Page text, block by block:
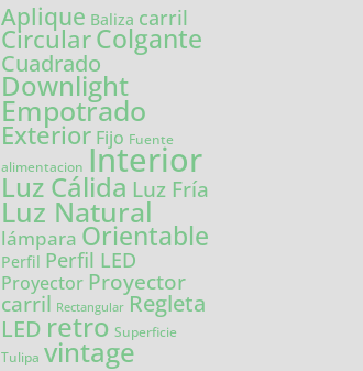
Aplique Baliza carril
CircularColgante
Cuadrado
Downlight
Empotrado
Exterior Fijo Fuente
alimentacion Interior
Luz Cálida Luz Fría
Luz Natural
lámpara Orientable
Perfil Perfil LED
Proyector Proyector
carril Rectangular Regleta
LED retro Superficie
Tulipa vintage